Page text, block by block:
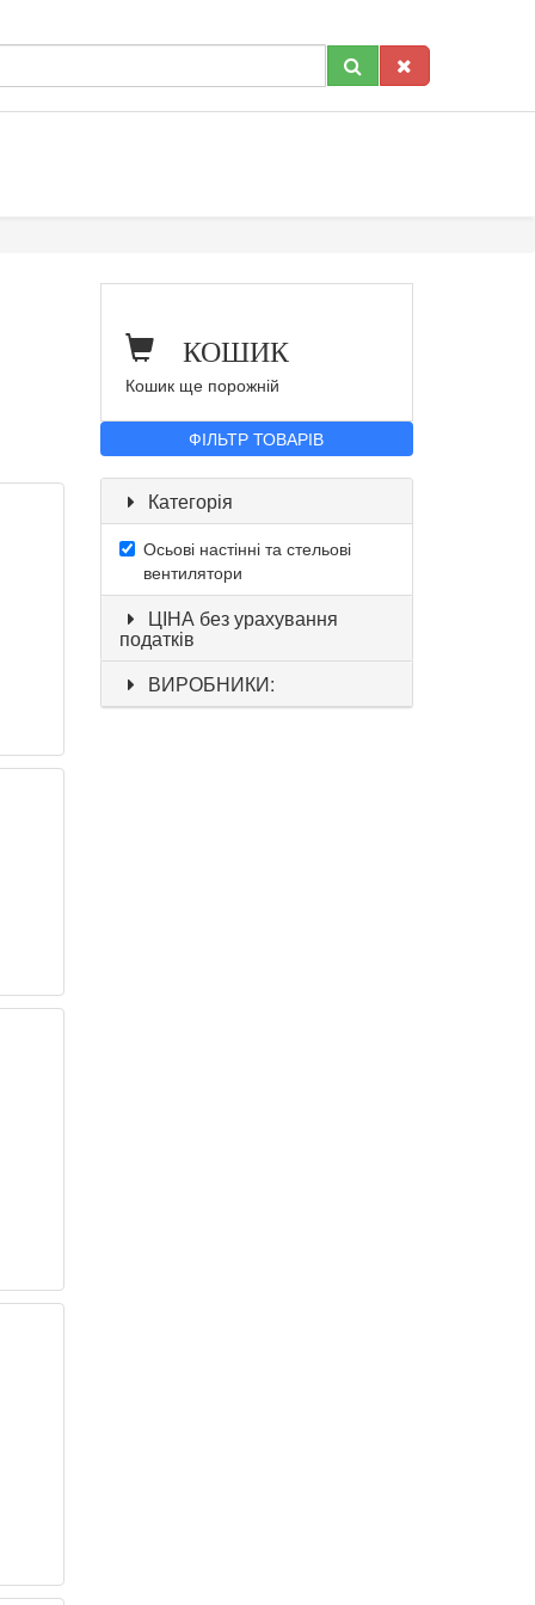
КОШИК
Кошик ще порожній
ФІЛЬТР ТОВАРІВ
Категорія
Осьові настінні та стельові
вентилятори
ЦІНА без урахування
податків
ВИРОБНИКИ: